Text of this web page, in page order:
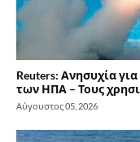
Reuters: Ανησυχία
των ΗΠΑ – Τους
Αύγουστος 05, 2026